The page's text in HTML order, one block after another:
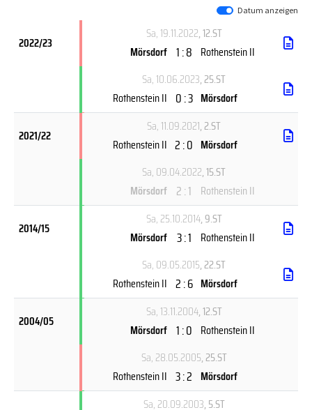
Datum anzeigen
2022/23
Sa, 19.11.2022, 12.ST
Mörsdorf 1 : 8 Rothenstein II
Sa, 10.06.2023, 25.ST
Rothenstein II 0 : 3 Mörsdorf
2021/22
Sa, 11.09.2021, 2.ST
Rothenstein II 2 : 0 Mörsdorf
Sa, 09.04.2022, 15.ST
Mörsdorf 2 : 1 Rothenstein II
2014/15
Sa, 25.10.2014, 9.ST
Mörsdorf 3 : 1 Rothenstein II
Sa, 09.05.2015, 22.ST
Rothenstein II 2 : 6 Mörsdorf
2004/05
Sa, 13.11.2004, 12.ST
Mörsdorf 1 : 0 Rothenstein II
Sa, 28.05.2005, 25.ST
Rothenstein II 3 : 2 Mörsdorf
Sa, 20.09.2003, 5.ST